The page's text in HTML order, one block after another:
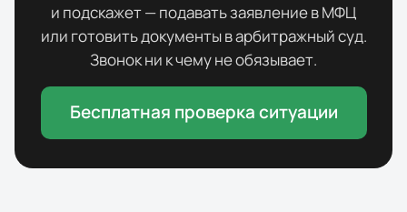
и подскажет — подавать заявление в МФЦ
или готовить документы в арбитражный суд.
Звонок ни к чему не обязывает.
Бесплатная проверка ситуации